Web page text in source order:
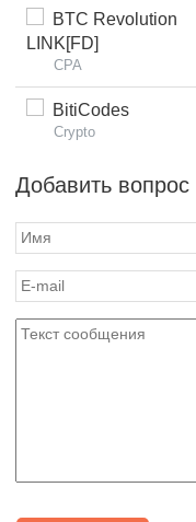
BTC Revolution
LINK[FD]
CPA
BitiCodes
Crypto
Добавить